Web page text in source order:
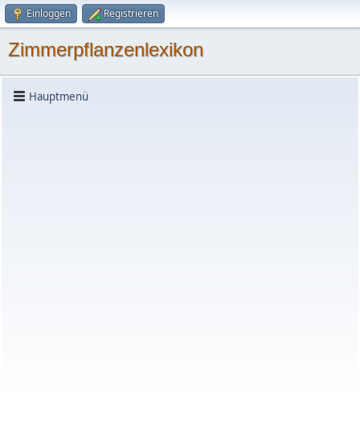
Einloggen Registrieren
Zimmerpflanzenlexikon
Hauptmenü